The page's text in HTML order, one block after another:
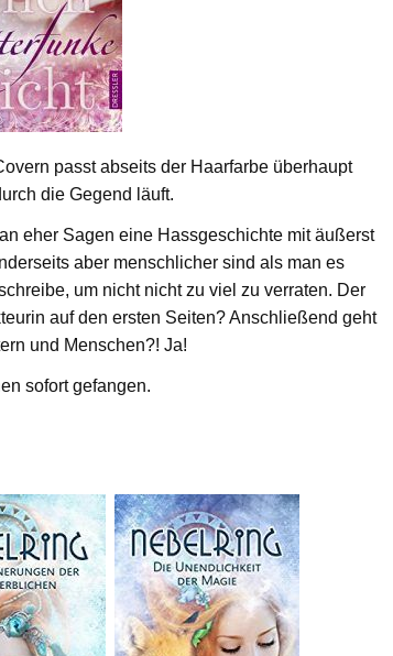
passt abseits der Haarfarbe überhaupt
die Gegend läuft.
eher Sagen eine Hassgeschichte mit äußerst
aber menschlicher sind als man es
um nicht nicht zu viel zu verraten. Der
auf den ersten Seiten? Anschließend geht
und Menschen?! Ja!
sofort gefangen.